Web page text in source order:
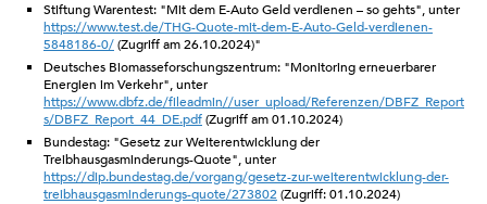
Stiftung Warentest: "Mit dem E-Auto Geld verdienen – so gehts", unter
https://www.test.de/THG-Quote-mit-dem-E-Auto-Geld-verdienen-
5848186-0/(Zugriff am 26.10.2024)"
Deutsches Biomasseforschungszentrum: "Monitoring erneuerbarer
Energien im Verkehr", unter
https://www.dbfz.de/fileadmin//user_upload/Referenzen/DBFZ_Report
s/DBFZ_Report_44_DE.pdf(Zugriff am 01.10.2024)
Bundestag: "Gesetz zur Weiterentwicklung der
Treibhausgasminderungs-Quote", unter
https://dip.bundestag.de/vorgang/gesetz-zur-weiterentwicklung-der-
treibhausgasminderungs-quote/273802(Zugriff: 01.10.2024)